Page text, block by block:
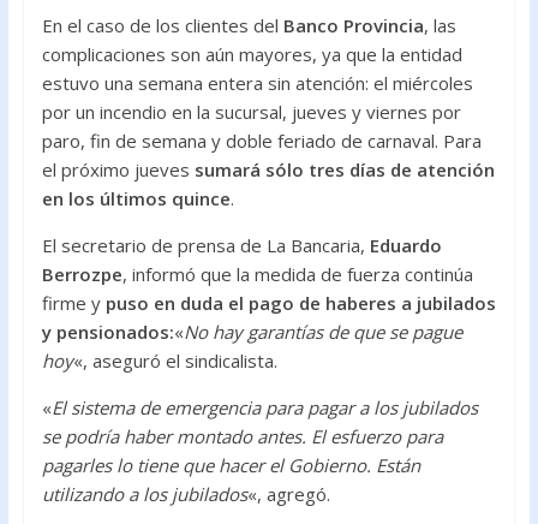
En el caso de los clientes del Banco Provincia, las
complicaciones son aún mayores, ya que la entidad
estuvo una semana entera sin atención: el miércoles
por un incendio en la sucursal, jueves y viernes por
paro, fin de semana y doble feriado de carnaval. Para
el próximo jueves sumará sólo tres días de atención
en los últimos quince.
El secretario de prensa de La Bancaria, Eduardo
Berrozpe, informó que la medida de fuerza continúa
firme y puso en duda el pago de haberes a jubilados
y pensionados:«No hay garantías de que se pague
hoy«, aseguró el sindicalista.
«El sistema de emergencia para pagar a los jubilados
se podría haber montado antes. El esfuerzo para
pagarles lo tiene que hacer el Gobierno. Están
utilizando a los jubilados«, agregó.